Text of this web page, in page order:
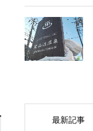
最新記事